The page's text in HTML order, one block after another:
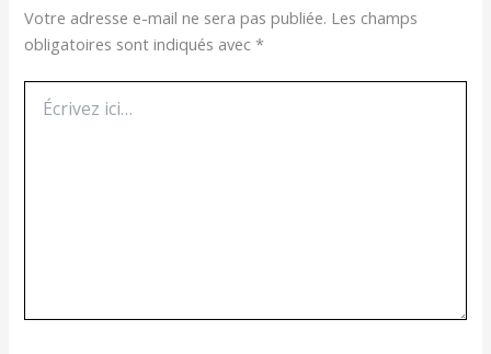
Votre adresse e-mail ne sera pas publiée. Les champs
obligatoires sont indiqués avec*
ici…